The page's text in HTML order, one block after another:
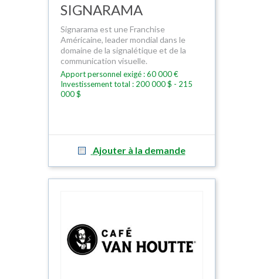
SIGNARAMA
Signarama est une Franchise
Américaine, leader mondial dans le
domaine de la signalétique et de la
communication visuelle.
Apport personnel exigé : 60 000 €
Investissement total : 200 000 $ - 215
000 $
Ajouter à la demande